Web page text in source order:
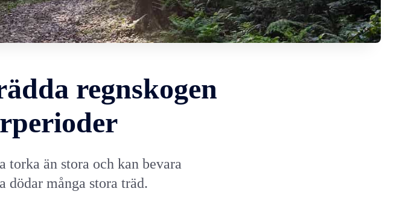
regnskogen
torka än stora och kan bevara
dödar många stora träd.